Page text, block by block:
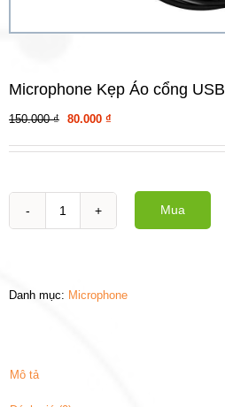
Microphone Kẹp Áo cổng USB
150.000₫ Giá
là:
80.000 ₫
tại
Microphone
số
Mua
Danh mục: Microphone
Mô tả